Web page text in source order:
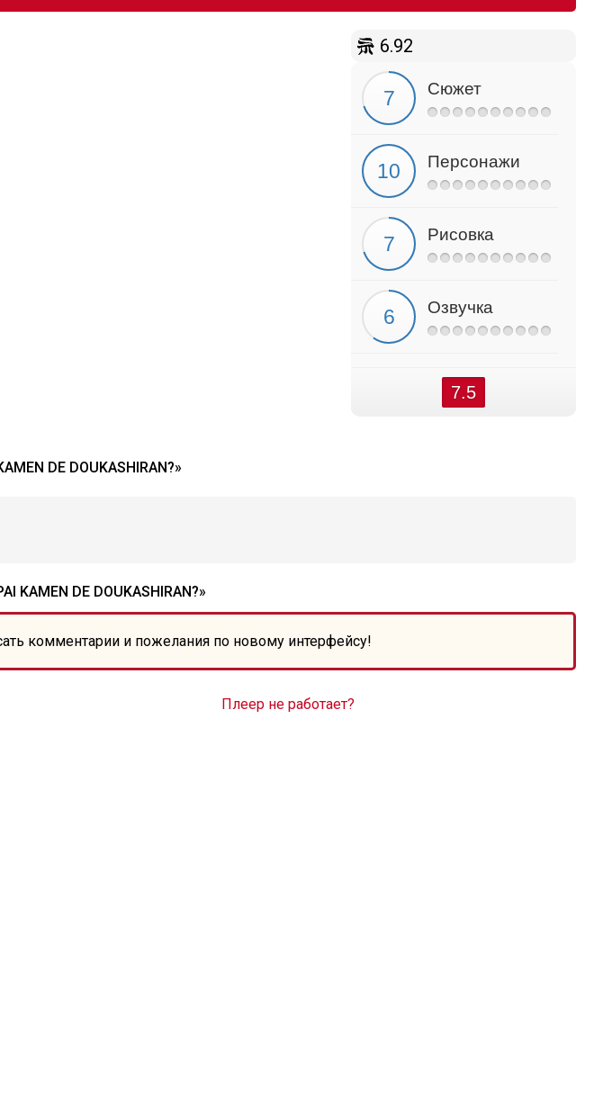
6.92
Сюжет
Персонажи
Рисовка
Озвучка
7.5
DE DOUKASHIRAN?»
DE DOUKASHIRAN?»
комментарии и пожелания по новому интерфейсу!
Плеер не работает?